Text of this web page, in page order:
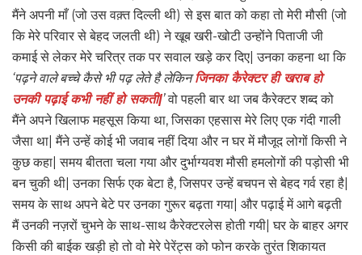
मैंने अपनी माँ (जो उस वक़्त दिल्ली थी) से इस बात को कहा तो मेरी मौसी (जो
कि मेरे परिवार से बेहद जलती थी) ने खूब खरी-खोटी उन्होंने पिताजी जी
कमाई से लेकर मेरे चरित्र तक पर सवाल खड़े कर दिए| उनका कहना था कि
‘पढ़ने वाले बच्चे कैसे भी पढ़ लेते है लेकिनजिनका कैरेक्टर ही खराब हो
उनकी पढ़ाई कभी नहीं हो सकती|’वो पहली बार था जब कैरेक्टर शब्द को
मैंने अपने खिलाफ महसूस किया था, जिसका एहसास मेरे लिए एक गंदी गाली
जैसा था| मैंने उन्हें कोई भी जवाब नहीं दिया और न घर में मौजूद लोगों किसी ने
कुछ कहा| समय बीतता चला गया और दुर्भाग्यवश मौसी हमलोगों की पड़ोसी भी
बन चुकी थी| उनका सिर्फ एक बेटा है, जिसपर उन्हें बचपन से बेहद गर्व रहा है|
समय के साथ अपने बेटे पर उनका गुरूर बढ़ता गया| और पढ़ाई में आगे बढ़ती
मैं उनकी नज़रों चुभने के साथ-साथ कैरेक्टरलेस होती गयी| घर के बाहर अगर
किसी की बाईक खड़ी हो तो वो मेरे पेरेंट्स को फोन करके तुरंत शिकायत